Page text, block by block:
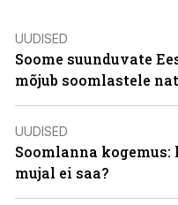
UUDISED
Soome suunduvate
mõjub soomlastele
UUDISED
Soomlanna
mujal ei saa?